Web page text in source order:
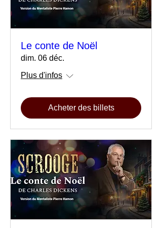
Le conte de Noël
dim. 06 déc.
Plus d'infos
Acheter des billets